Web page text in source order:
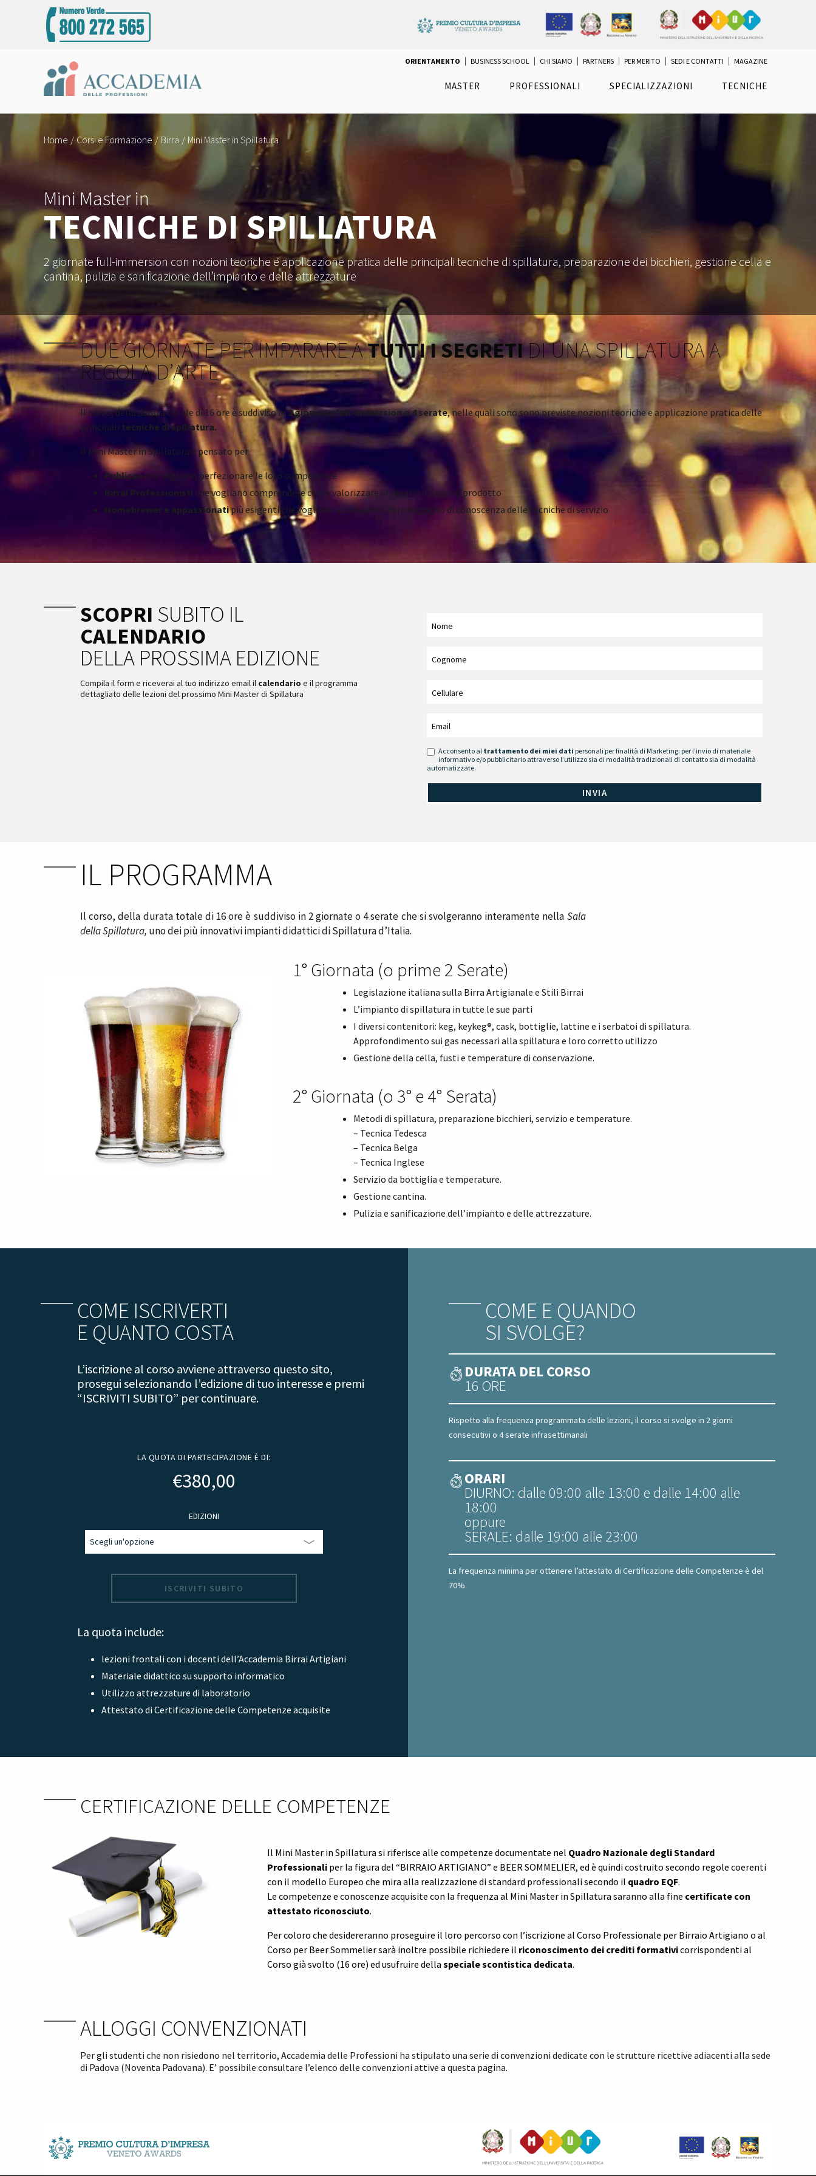
ORIENTAMENTO BUSINESS SCHOOL CHI SIAMO PARTNERS PER MERITO SEDI E CONTATTI MAGAZINE
MASTER PROFESSIONALI SPECIALIZZAZIONI TECNICHE
Home Corsi e Formazione Birra Mini Master in Spillatura
Mini Master in
TECNICHE DI SPILLATURA
2 giornate full-immersion con nozioni teoriche e applicazione pratica delle principali tecniche di spillatura, preparazione dei bicchieri, gestione cella e
cantina, pulizia e sanificazione dell’impianto e delle attrezzature
DUE GIORNATE PER IMPARARE ATUTTI I SEGRETIDI UNA SPILLATURA A
REGOLA D’ARTE
Il corso, della durata totale di 16 ore è suddiviso in2 giornate full-immersion o 4 serate, nelle quali sono sono previste nozioni teoriche e applicazione pratica delle
principali tecniche di spillatura.
Il Mini Master in Spillatura è pensato per
Publican che vogliano perfezionare le loro competenze
Birrai Professionisti che vogliano comprendere come valorizzare al meglio il proprio prodotto
Homebrewer e appassionatipiù esigenti che vogliano accrescere il loro bagaglio di conoscenza delle tecniche di servizio
SCOPRI SUBITO IL
CALENDARIO
DELLA PROSSIMA EDIZIONE
Compila il form e riceverai al tuo indirizzo email il calendario e il programma
dettagliato delle lezioni del prossimo Mini Master di Spillatura
Acconsento al trattamento dei miei dati personali per finalità di Marketing: per l’invio di materiale
informativo e/o pubblicitario attraverso l’utilizzo sia di modalità tradizionali di contatto sia di modalità
automatizzate.
IL PROGRAMMA
Il corso, della durata totale di 16 ore è suddiviso in 2 giornate o 4 serate che si svolgeranno interamente nella Sala
della Spillatura, uno dei più innovativi impianti didattici di Spillatura d’Italia.
1° Giornata (o prime 2 Serate)
Legislazione italiana sulla Birra Artigianale e Stili Birrai
L’impianto di spillatura in tutte le sue parti
I diversi contenitori: keg, keykeg®, cask, bottiglie, lattine e i serbatoi di spillatura.
Approfondimento sui gas necessari alla spillatura e loro corretto utilizzo
Gestione della cella, fusti e temperature di conservazione.
2° Giornata (o 3° e 4° Serata)
Metodi di spillatura, preparazione bicchieri, servizio e temperature.
– Tecnica Tedesca
– Tecnica Belga
– Tecnica Inglese
Servizio da bottiglia e temperature.
Gestione cantina.
Pulizia e sanificazione dell’impianto e delle attrezzature.
COME ISCRIVERTI
E QUANTO COSTA
L’iscrizione al corso avviene attraverso questo sito,
prosegui selezionando l’edizione di tuo interesse e premi
“ISCRIVITI SUBITO” per continuare.
LA QUOTA DI PARTECIPAZIONE È DI:
€380,00
EDIZIONI
ISCRIVITI SUBITO
La quota include:
lezioni frontali con i docenti dell’Accademia Birrai Artigiani
Materiale didattico su supporto informatico
Utilizzo attrezzature di laboratorio
Attestato di Certificazione delle Competenze acquisite
COME E QUANDO
SI SVOLGE?
DURATA DEL CORSO
16 ORE
Rispetto alla frequenza programmata delle lezioni, il corso si svolge in 2 giorni
consecutivi o 4 serate infrasettimanali
ORARI
DIURNO: dalle 09:00 alle 13:00 e dalle 14:00 alle
18:00
oppure
SERALE: dalle 19:00 alle 23:00
La frequenza minima per ottenere l’attestato di Certificazione delle Competenze è del
70%.
CERTIFICAZIONE DELLE COMPETENZE
Il Mini Master in Spillatura si riferisce alle competenze documentate nel Quadro Nazionale degli Standard
Professionali per la figura del “BIRRAIO ARTIGIANO” e BEER SOMMELIER, ed è quindi costruito secondo regole coerenti
con il modello Europeo che mira alla realizzazione di standard professionali secondo il quadro EQF.
Le competenze e conoscenze acquisite con la frequenza al Mini Master in Spillatura saranno alla fine certificate con
attestato riconosciuto.
Per coloro che desidereranno proseguire il loro percorso con l’iscrizione al Corso Professionale per Birraio Artigiano o al
Corso per Beer Sommeliersarà inoltre possibile richiedere il riconoscimento dei crediti formativicorrispondenti al
Corso già svolto (16 ore) ed usufruire della speciale scontistica dedicata.
ALLOGGI CONVENZIONATI
Per gli studenti che non risiedono nel territorio, Accademia delle Professioni ha stipulato una serie di convenzioni dedicate con le strutture ricettive adiacenti alla sede
di Padova (Noventa Padovana). E’ possibile consultare l’elenco delle convenzioni attive a questa pagina.